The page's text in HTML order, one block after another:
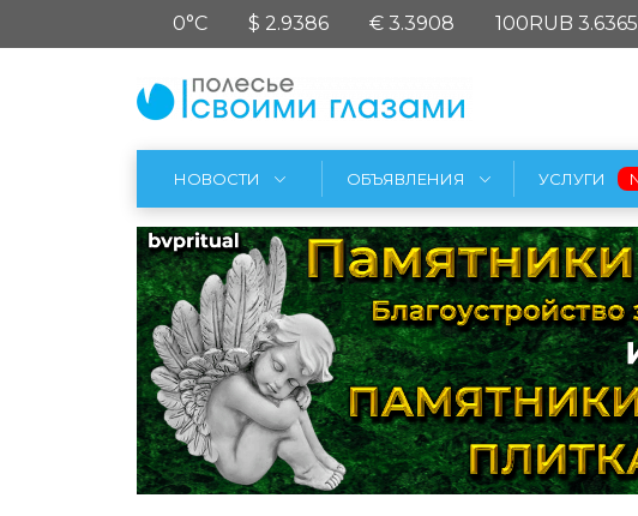
0°C $ 2.9386 € 3.3908 100RUB 3.6365
НОВОСТИ ОБЪЯВЛЕНИЯ УСЛУГИ